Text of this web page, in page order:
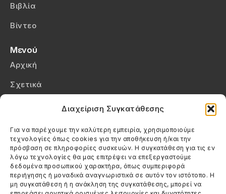
Διαχείριση Συγκατάθεσης
Για να παρέχουμε την καλύτερη εμπειρία, χρησιμοποιούμε
τεχνολογίες όπως cookies για την αποθήκευση ή/και την
πρόσβαση σε πληροφορίες συσκευών. Η συγκατάθεση για τις εν
λόγω τεχνολογίες θα μας επιτρέψει να επεξεργαστούμε
δεδομένα προσωπικού χαρακτήρα, όπως συμπεριφορά
περιήγησης ή μοναδικά αναγνωριστικά σε αυτόν τον ιστότοπο. Η
μη συγκατάθεση ή η ανάκληση της συγκατάθεσης, μπορεί να
Βιβλία
Βίντεο
Μενού
Αρχική
Σχετικά
Πολιτική Cookies (ΕΕ)
Στοιχεία Επικοινωνίας
Καλεσέ μας